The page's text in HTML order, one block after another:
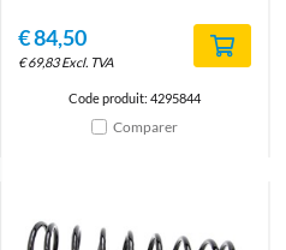
€84,50
€69,83 Excl. TVA
Code produit: 4295844
Comparer